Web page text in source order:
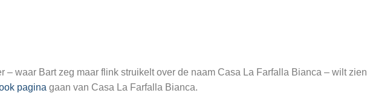
– waar Bart zeg maar flink struikelt over de naam Casa La Farfalla Bianca – wilt zien
pagina gaan van Casa La Farfalla Bianca.